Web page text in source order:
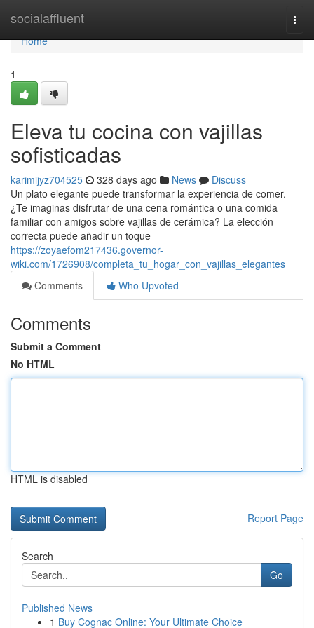
socialaffluent
Home
Home
1
Eleva tu cocina con vajillas
sofisticadas
karimijyz704525 328 days ago News
Discuss
Un plato elegante puede transformar la experiencia de comer.
¿Te imaginas disfrutar de una cena romántica o una comida
familiar con amigos sobre vajillas de cerámica? La elección
correcta puede añadir un toque
https://zoyaefom217436.governor-
wiki.com/1726908/completa_tu_hogar_con_vajillas_elegantes
Comments
Who Upvoted
Comments
Submit a Comment
No HTML
HTML is disabled
Report Page
Search
Go
Published News
1 Buy Cognac Online: Your Ultimate Choice